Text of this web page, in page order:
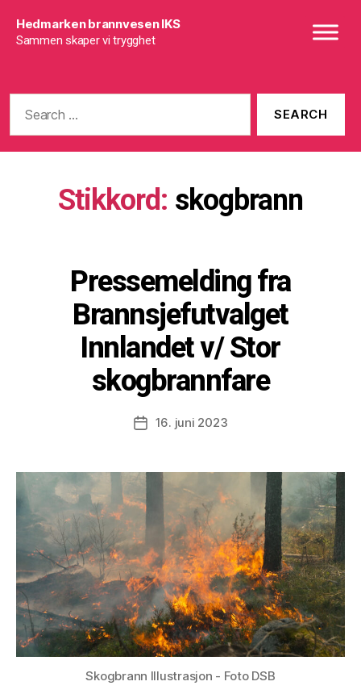
Hedmarken brannvesen IKS
Sammen skaper vi trygghet
for:
Stikkord: skogbrann
Pressemelding fra
Brannsjefutvalget
Innlandet v/ Stor
skogbrannfare
Post16. juni 2023
Skogbrann Illustrasjon - Foto DSB